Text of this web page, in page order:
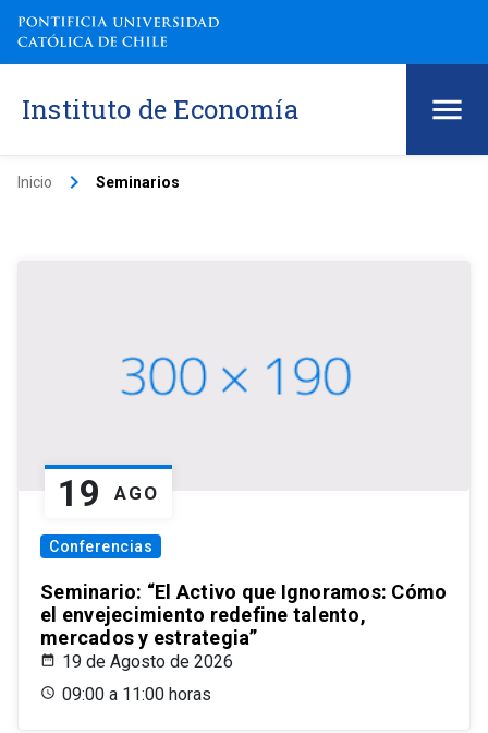
Instituto de Economía
Inicio keyboard_arrow_right Seminarios
19 AGO
Conferencias
Seminario: “El Activo que Ignoramos: Cómo
el envejecimiento redefine talento,
mercados y estrategia”
19 de Agosto de 2026
09:00 a 11:00 horas